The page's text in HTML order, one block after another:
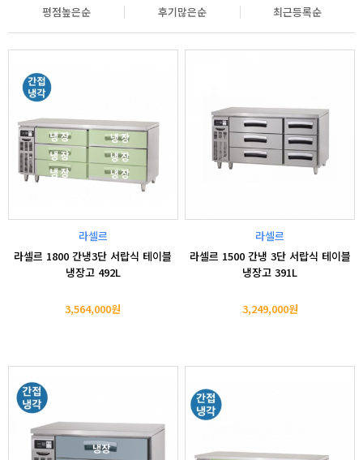
평점높은순
후기많은순 최근등록순
라셀르
라셀르 1800 간냉3단 서랍식 테이블
냉장고 492L
3,564,000원
라셀르
라셀르 1500 간냉 3단 서랍식 테이블
냉장고 391L
3,249,000원